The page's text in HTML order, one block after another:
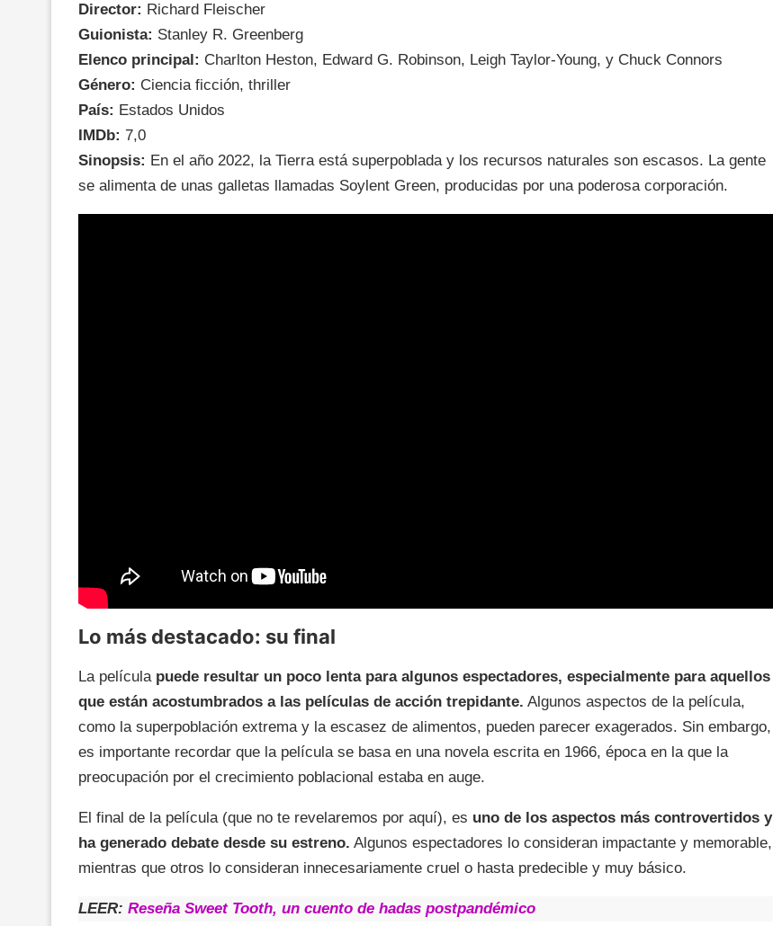
Director: Richard Fleischer
Guionista: Stanley R. Greenberg
Elenco principal: Charlton Heston, Edward G. Robinson, Leigh Taylor-Young, y Chuck Connors
Género: Ciencia ficción, thriller
País: Estados Unidos
IMDb: 7,0
Sinopsis: En el año 2022, la Tierra está superpoblada y los recursos naturales son escasos. La gente
se alimenta de unas galletas llamadas Soylent Green, producidas por una poderosa corporación.
Lo más destacado: su final
La película puede resultar un poco lenta para algunos espectadores, especialmente para aquellos
que están acostumbrados a las películas de acción trepidante. Algunos aspectos de la película,
como la superpoblación extrema y la escasez de alimentos, pueden parecer exagerados. Sin embargo,
es importante recordar que la película se basa en una novela escrita en 1966, época en la que la
preocupación por el crecimiento poblacional estaba en auge.
El final de la película (que no te revelaremos por aquí), es uno de los aspectos más controvertidos y
ha generado debate desde su estreno. Algunos espectadores lo consideran impactante y memorable,
mientras que otros lo consideran innecesariamente cruel o hasta predecible y muy básico.
LEER: Reseña Sweet Tooth, un cuento de hadas postpandémico